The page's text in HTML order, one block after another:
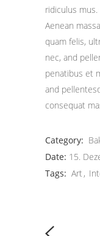
ridiculus
Aenean
quam felis,
nec, and
penatibus et
and
consequat
Category:
Date: 15.
Tags: Art